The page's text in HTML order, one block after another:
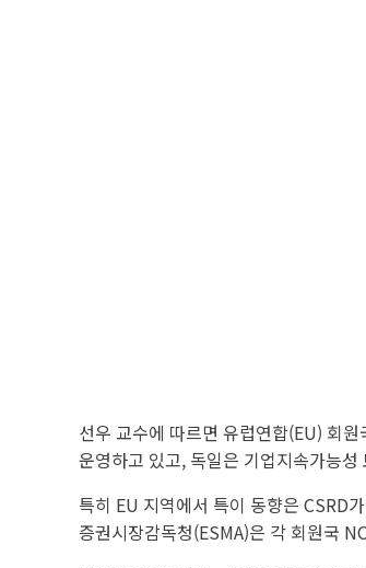
선우 교수에 따르면 유럽연합(EU) 회
운영하고 있고, 독일은 기업지속가능
특히 EU 지역에서 특이 동향은 CSRD
증권시장감독청(ESMA)은 각 회원국